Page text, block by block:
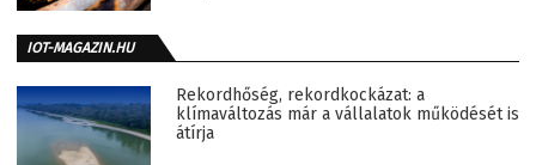
IOT-MAGAZIN.HU
Rekordhőség, rekordkockázat: a
klímaváltozás már a vállalatok működését is
átírja